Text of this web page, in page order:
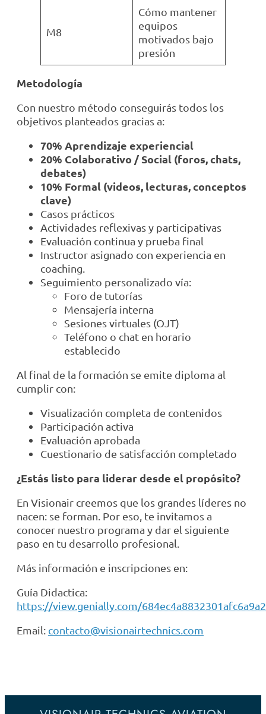
M8
Cómo mantener
equipos
motivados bajo
presión
Metodología
Con nuestro método conseguirás todos los
objetivos planteados gracias a:
70% Aprendizaje experiencial
20% Colaborativo / Social (foros, chats,
debates)
10% Formal (videos, lecturas, conceptos
clave)
Casos prácticos
Actividades reflexivas y participativas
Evaluación continua y prueba final
Instructor asignado con experiencia en
coaching.
Seguimiento personalizado vía:
Foro de tutorías
Mensajería interna
Sesiones virtuales (OJT)
Teléfono o chat en horario
establecido
Al final de la formación se emite diploma al
cumplir con:
Visualización completa de contenidos
Participación activa
Evaluación aprobada
Cuestionario de satisfacción completado
¿Estás listo para liderar desde el propósito?
En Visionair creemos que los grandes líderes no
nacen: se forman. Por eso, te invitamos a
conocer nuestro programa y dar el siguiente
paso en tu desarrollo profesional.
Más información e inscripciones en:
Guía Didactica:
https://view.genially.com/
Email: contacto@visionairtechnics.com